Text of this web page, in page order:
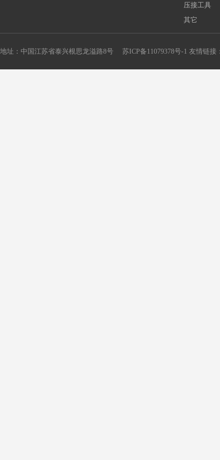
压接工具
其它
地址：中国江苏省泰兴根思龙溢路8号 苏ICP备11079378号-1 友情链接